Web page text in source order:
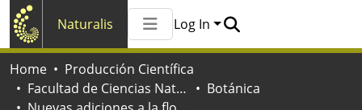
Naturalis
All of Naturalis
Log In
Home
Producción Científica
Facultad de Ciencias Naturales y Museo
Botánica